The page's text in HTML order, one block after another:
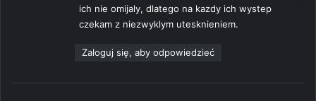
ich nie omijaly, dlatego na kazdy ich wystep
czekam z niezwyklym utesknieniem.
Zaloguj się, aby odpowiedzieć